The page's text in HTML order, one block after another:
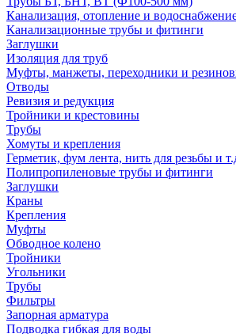
Канализация, отопление и
Канализационные трубы и фитинги
Заглушки
Изоляция для труб
Муфты, манжеты, переходники и
Отводы
Ревизия и редукция
Тройники и крестовины
Трубы
Хомуты и крепления
Герметик, фум лента, нить для резьбы и
Полипропиленовые трубы и фитинги
Заглушки
Краны
Крепления
Муфты
Обводное колено
Тройники
Угольники
Трубы
Фильтры
Запорная арматура
Подводка гибкая для воды